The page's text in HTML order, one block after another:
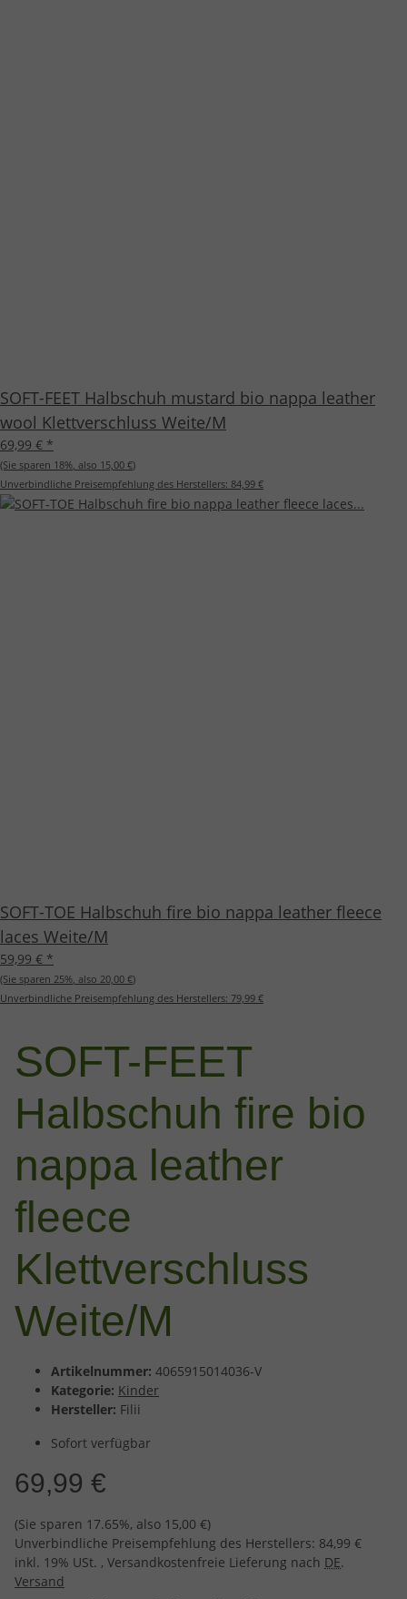
SOFT-FEET Halbschuh mustard bio nappa leather
wool Klettverschluss Weite/M
69,99 € *
(Sie sparen 18%, also 15,00 €)
Unverbindliche Preisempfehlung des Herstellers: 84,99 €
SOFT-TOE Halbschuh fire bio nappa leather fleece
laces Weite/M
59,99 € *
(Sie sparen 25%, also 20,00 €)
Unverbindliche Preisempfehlung des Herstellers: 79,99 €
SOFT-FEET
Halbschuh fire bio
nappa leather
fleece
Klettverschluss
Weite/M
Artikelnummer: 4065915014036-V
Kategorie: Kinder
Hersteller: Filii
Sofort verfügbar
69,99 €
(Sie sparen 17.65%, also 15,00 €)
Unverbindliche Preisempfehlung des Herstellers: 84,99 €
inkl. 19% USt. , Versandkostenfreie Lieferung nach DE.
Versand